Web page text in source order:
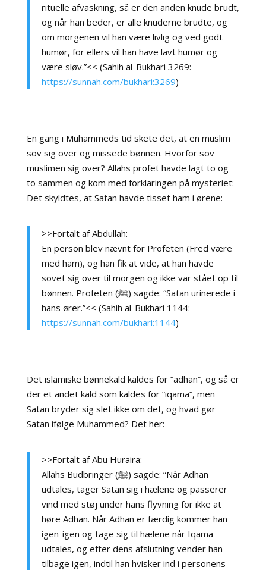
rituelle afvaskning, så er den anden knude brudt,
og når han beder, er alle knuderne brudte, og
om morgenen vil han være livlig og ved godt
humør, for ellers vil han have lavt humør og
være sløv.”<< (Sahih al-Bukhari 3269:
https://sunnah.com/bukhari:3269)
En gang i Muhammeds tid skete det, at en muslim
sov sig over og missede bønnen. Hvorfor sov
muslimen sig over? Allahs profet havde lagt to og
to sammen og kom med forklaringen på mysteriet:
Det skyldtes, at Satan havde tisset ham i ørene:
>>Fortalt af Abdullah:
En person blev nævnt for Profeten (Fred være
med ham), og han fik at vide, at han havde
sovet sig over til morgen og ikke var stået op til
bønnen. Profeten (ﷺ) sagde: “Satan urinerede i
hans ører.”<< (Sahih al-Bukhari 1144:
https://sunnah.com/bukhari:1144)
Det islamiske bønnekald kaldes for ”adhan”, og så er
der et andet kald som kaldes for ”iqama”, men
Satan bryder sig slet ikke om det, og hvad gør
Satan ifølge Muhammed? Det her:
>>Fortalt af Abu Huraira:
Allahs Budbringer (ﷺ) sagde: “Når Adhan
udtales, tager Satan sig i hælene og passerer
vind med støj under hans flyvning for ikke at
høre Adhan. Når Adhan er færdig kommer han
igen-igen og tage sig til hælene når Iqama
udtales, og efter dens afslutning vender han
tilbage igen, indtil han hvisker ind i personens